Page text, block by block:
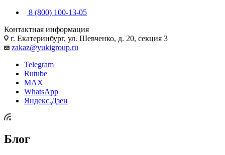
8 (800) 100-13-05
Контактная информация
г. Екатеринбург, ул. Шевченко, д. 20, секция 3
zakaz@yukigroup.ru
Telegram
Rutube
MAX
WhatsApp
Яндекс.Дзен
Блог